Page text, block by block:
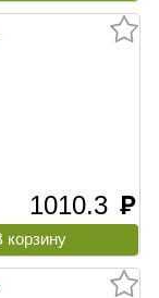
1010.3 руб